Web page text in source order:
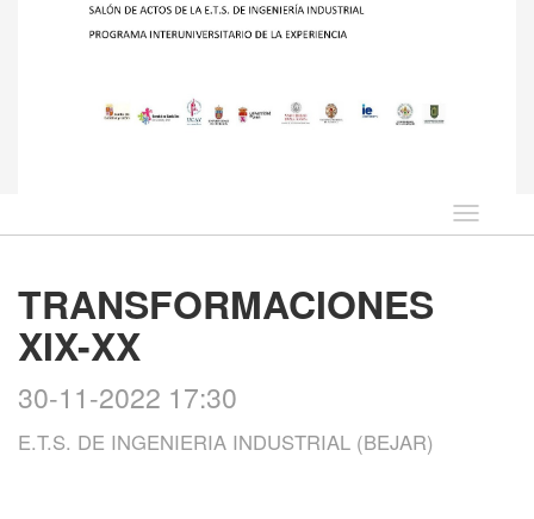
Idioma
TRANSFORMACIONES
XIX-XX
30-11-2022 17:30
E.T.S. DE INGENIERIA INDUSTRIAL (BEJAR)